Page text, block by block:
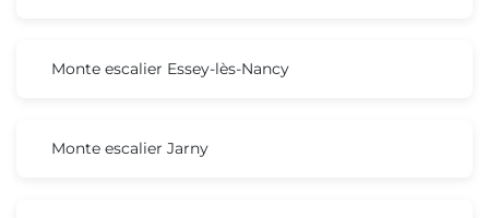
Monte escalier Essey-lès-Nancy
Monte escalier Jarny